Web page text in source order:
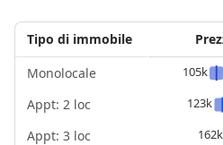
Tipo di immobile
Monolocale
Appt: 2 loc
Appt: 3 loc
105k
123k
162k